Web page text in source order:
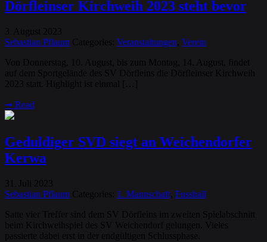
Dörfleinser Kirchweih 2023 steht bevor
3 August
2023
Sebastian Pflaum Categories: Veranstaltungen Verein
Von Donnerstag, 10. August, bis zum Montag, 14. August, findet
auf dem Sportgelände des SV Dörfleins die Dörfleinser Kirchweih
2023 statt. Highlight ist einmal […]
➞ Read
Geduldiger SVD siegt an Weichendorfer
Kerwa
31
2023
Sebastian Pflaum Categories: 1. Mannschaft Fussball
Satte vier Treffer sind dem SV Dörfleins im zweiten Spielabschnitt
beim Kirchweihspiel des SV Weichendorf gelungen. Vieles
passierte dabei erst in der endgültigen Schlussphase.